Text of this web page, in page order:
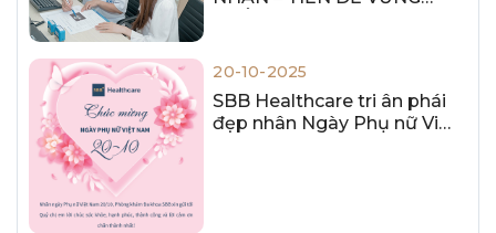
20-10-2025
SBB Healthcare tri ân phái
đẹp nhân Ngày Phụ nữ Việt